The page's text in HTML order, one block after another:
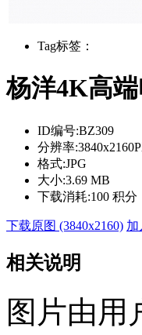
Tag标签：
杨洋4K高
ID编号:BZ309
分辨率:
格式:JPG
大小:3.69 MB
下载消耗:100 积分
下载原图 (3840x2160) 加
相关说明
图片由用